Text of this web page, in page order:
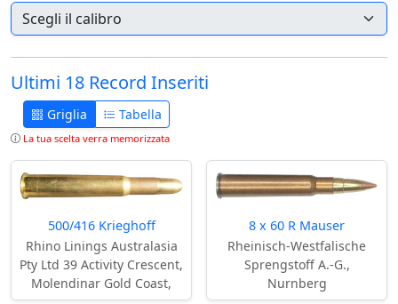
Ultimi 18 Record Inseriti
Griglia Tabella
La tua scelta verra memorizzata
500/416 Krieghoff
Rhino Linings Australasia
Pty Ltd 39 Activity Crescent,
Molendinar Gold Coast,
8 x 60 R Mauser
Rheinisch-Westfalische
Sprengstoff A.-G.,
Nurnberg